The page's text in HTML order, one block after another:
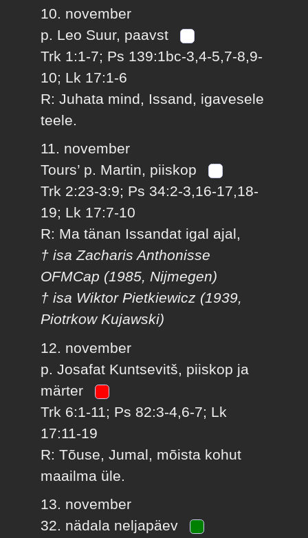
10. november
p. Leo Suur, paavst
Trk 1:1-7; Ps 139:1bc-3,4-5,7-8,9-
10; Lk 17:1-6
R: Juhata mind, Issand, igavesele
teele.
11. november
Tours’ p. Martin, piiskop
Trk 2:23-3:9; Ps 34:2-3,16-17,18-
19; Lk 17:7-10
R: Ma tänan Issandat igal ajal,
† isa Zacharis Anthonisse
OFMCap (1985, Nijmegen)
† isa Wiktor Pietkiewicz (1939,
Piotrkow Kujawski)
12. november
p. Josafat Kuntsevitš, piiskop ja
märter
Trk 6:1-11; Ps 82:3-4,6-7; Lk
17:11-19
R: Tõuse, Jumal, mõista kohut
maailma üle.
13. november
32. nädala neljapäev